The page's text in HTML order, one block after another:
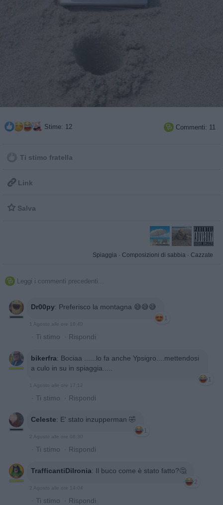
Stime: 12  Commenti: 11
Ti stimo fratella
 Link
 Salva
Spiaggia · Composizioni di sabbia · Cazzate
 Leggi i commenti precedenti...
Dr00py: Preferisco la montagna 😅😅😅
1
1 Agosto alle ore 16:40
· Ti stimo · Rispondi
bikerfra: Bociaa ......lo fa anche Ypsigro....mettendosi
a culo in su in spiaggia.....
1
1 Agosto alle ore 17:12
· Ti stimo · Rispondi
Celeste: E' stato inzupperman 🤣
1
2 Agosto alle ore 08:30
· Ti stimo · Rispondi
TrafficantiDiIronia: Il buco come è stato fatto?🤔
2
2 Agosto alle ore 14:04
· Ti stimo · Rispondi